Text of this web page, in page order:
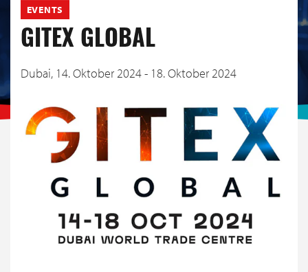
EVENTS
GITEX GLOBAL
Dubai, 14. Oktober 2024 - 18. Oktober 2024